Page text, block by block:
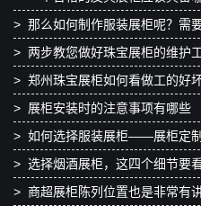
> 那么如何制作服装展柜呢？需
> 两步教您做好珠宝展柜的维护
> 郑州珠宝展柜如何看做工的好
> 展柜安装时的注意事项有哪些
> 如何选择服装展柜——展柜定
> 选择烟酒展柜，这四个细节要
> 商超展柜陈列位置也是非常有